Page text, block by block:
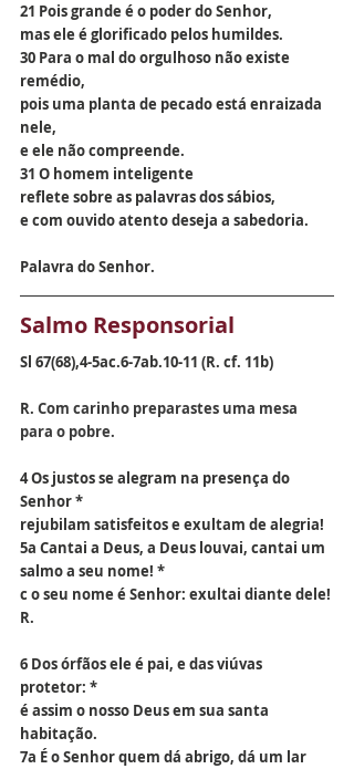
21 Pois grande é o poder do Senhor,
mas ele é glorificado pelos humildes.
30 Para o mal do orgulhoso não existe
remédio,
pois uma planta de pecado está enraizada
nele,
e ele não compreende.
31 O homem inteligente
reflete sobre as palavras dos sábios,
e com ouvido atento deseja a sabedoria.
Palavra do Senhor.
Salmo Responsorial
Sl 67(68),4-5ac.6-7ab.10-11 (R. cf. 11b)
R. Com carinho preparastes uma mesa
para o pobre.
4 Os justos se alegram na presença do
Senhor *
rejubilam satisfeitos e exultam de alegria!
5a Cantai a Deus, a Deus louvai, cantai um
salmo a seu nome! *
c o seu nome é Senhor: exultai diante dele!
R.
6 Dos órfãos ele é pai, e das viúvas
protetor: *
é assim o nosso Deus em sua santa
habitação.
7a É o Senhor quem dá abrigo, dá um lar